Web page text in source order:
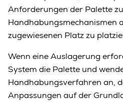
Anforderungen der Palette
Handhabungsmechanismen
zugewiesenen Platz zu
Wenn eine Auslagerung
System die Palette und
Handhabungsverfahren an,
Anpassungen auf der